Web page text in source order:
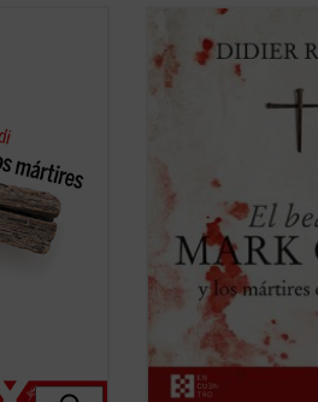
de
también
y grupos
En la Albania
mayor persecución de
en el siglo XX. «Nunca
conocido la historia
experiencia de muerte